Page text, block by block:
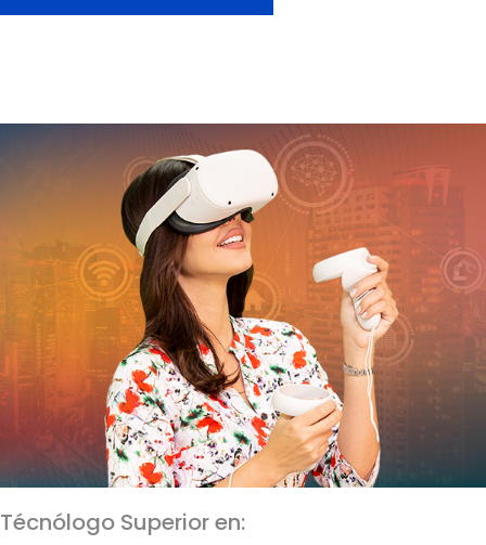
Técnólogo Superior en: